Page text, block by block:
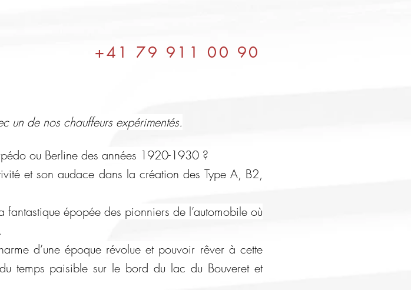
+41 79 911 00 90
un de nos chauffeurs expérimentés.
ou Berline des années 1920-1930 ?
et son audace dans la création des Type A, B2,
épopée des pionniers de l’automobile où
d’une époque révolue et pouvoir rêver à cette
temps paisible sur le bord du lac du Bouveret et